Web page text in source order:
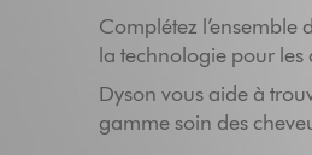
Complétez
la technologie pour les
Dyson vous aide à
gamme soin des